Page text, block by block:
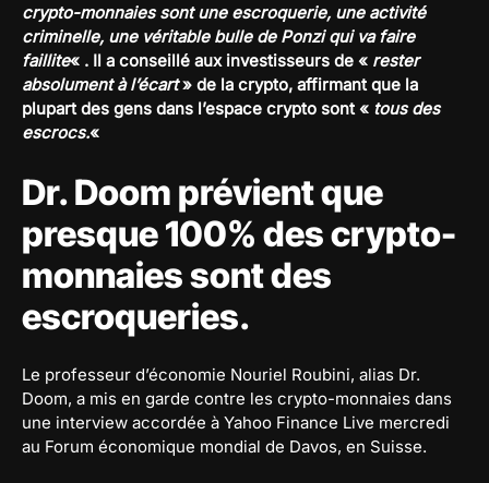
crypto-monnaies sont une escroquerie, une activité
criminelle, une véritable bulle de Ponzi qui va faire
faillite« . Il a conseillé aux investisseurs de « rester
absolument à l’écart» de la crypto, affirmant que la
plupart des gens dans l’espace crypto sont « tous des
escrocs.«
Dr. Doom prévient que
presque 100% des crypto-
monnaies sont des
escroqueries.
Le professeur d’économie Nouriel Roubini, alias Dr.
Doom, a mis en garde contre les crypto-monnaies dans
une interview accordée à Yahoo Finance Live mercredi
au Forum économique mondial de Davos, en Suisse.